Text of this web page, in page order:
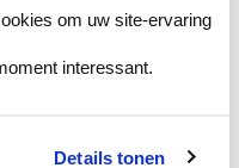
om uw site-ervaring
interessant.
Details tonen
tinten om je kleur